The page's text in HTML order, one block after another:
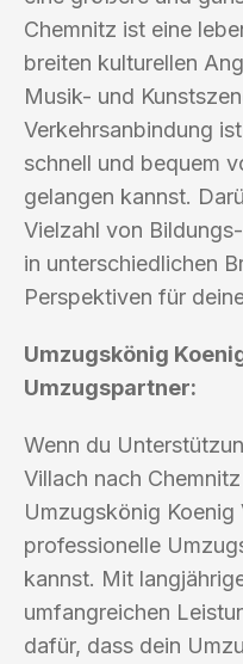
Chemnitz ist eine
breiten kulturellen
Musik- und
Verkehrsanbindung
schnell und bequem
gelangen kannst.
Vielzahl von
in unterschiedlichen
Perspektiven für
Umzugskönig
Umzugspartner:
Wenn du
Villach nach
Umzugskönig Koenig
professionelle
kannst. Mit
umfangreichen
dafür, dass dein